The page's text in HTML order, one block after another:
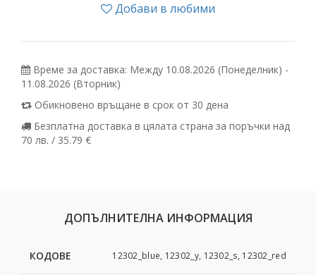
Добави в любими
Време за доставка: Между 10.08.2026 (Понеделник) -
11.08.2026 (Вторник)
Обикновено връщане в срок от 30 дена
Безплатна доставка в цялата страна за поръчки над
70 лв. / 35.79 €
ДОПЪЛНИТЕЛНА ИНФОРМАЦИЯ
КОДОВЕ 12302_blue, 12302_y, 12302_s, 12302_red